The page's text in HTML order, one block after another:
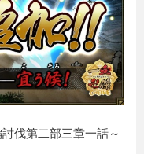
伐第二部三章一話～